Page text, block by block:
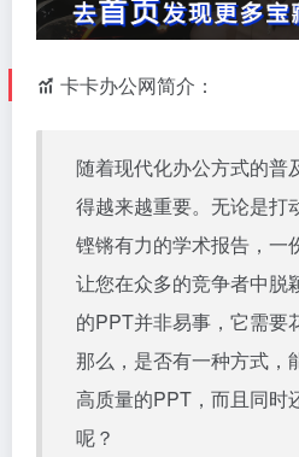
卡卡办公网简介：
随着现代化办公方式的普
得越来越重要。无论是打
铿锵有力的学术报告，一
让您在众多的竞争者中脱
的PPT并非易事，它需要
那么，是否有一种方式，
高质量的PPT，而且同时
呢？